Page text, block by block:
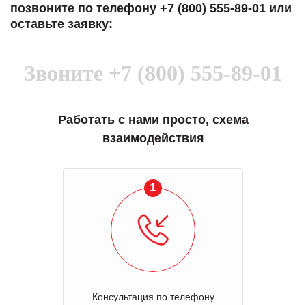
позвоните по телефону +7 (800) 555-89-01 или
оставьте заявку:
Звоните +7 (800) 555-89-01
Работать с нами просто, схема
взаимодействия
1
Консультация по телефону